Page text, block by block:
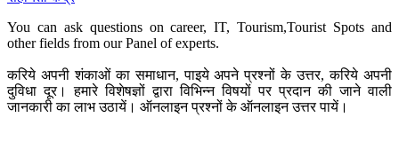
You can ask questions on career, IT, Tourism,Tourist Spots and
other fields from our Panel of experts.
करिये अपनी शंकाओं का समाधान, पाइये अपने प्रश्नों के उत्तर, करिये अपनी
दुविधा दूर। हमारे विशेषज्ञों द्वारा विभिन्न विषयों पर प्रदान की जाने वाली
जानकारी का लाभ उठायें। ऑनलाइन प्रश्नों के ऑनलाइन उत्तर पायें।